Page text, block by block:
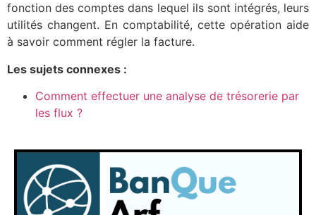
fonction des comptes dans lequel ils sont intégrés, leurs
utilités changent. En comptabilité, cette opération aide
à savoir comment régler la facture.
Les sujets connexes :
Comment effectuer une analyse de trésorerie par
les flux ?